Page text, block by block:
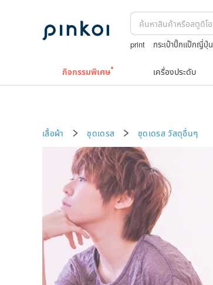
print กระเป๋าปิ๊กแป๊กญี่ปุ่น
กิจกรรมพิเศษ เครื่องประดับ
เสื้อผ้า ชุดเดรส ชุดเดรส วัสดุอื่นๆ